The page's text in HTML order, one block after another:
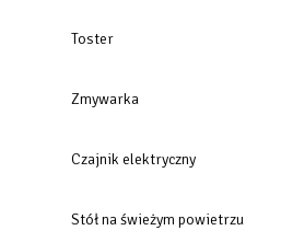
Toster
Zmywarka
Czajnik elektryczny
Stół na świeżym powietrzu